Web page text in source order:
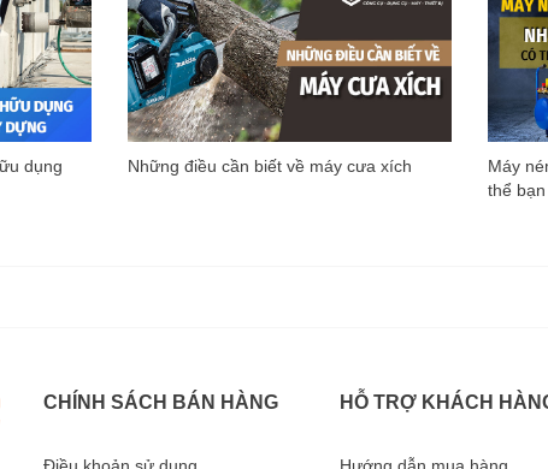
dụng
Những điều cần biết về máy cưa xích
Máy
thể
CHÍNH SÁCH BÁN HÀNG
Điều khoản sử dụng
HỖ TRỢ KHÁCH
Hướng dẫn mua hàng